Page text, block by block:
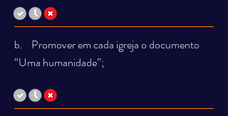
b. Promover em cada igreja o documento
“Uma humanidade”;